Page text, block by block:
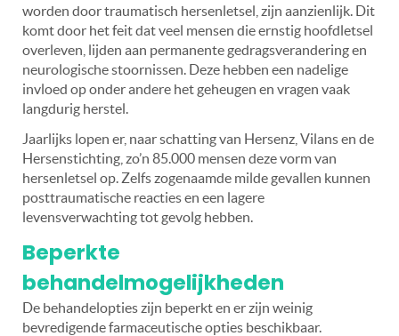
worden door traumatisch hersenletsel, zijn aanzienlijk. Dit
komt door het feit dat veel mensen die ernstig hoofdletsel
overleven, lijden aan permanente gedragsverandering en
neurologische stoornissen. Deze hebben een nadelige
invloed op onder andere het geheugen en vragen vaak
langdurig herstel.
Jaarlijks lopen er, naar schatting van Hersenz, Vilans en de
Hersenstichting, zo’n 85.000 mensen deze vorm van
hersenletsel op. Zelfs zogenaamde milde gevallen kunnen
posttraumatische reacties en een lagere
levensverwachting tot gevolg hebben.
Beperkte
behandelmogelijkheden
De behandelopties zijn beperkt en er zijn weinig
bevredigende farmaceutische opties beschikbaar.